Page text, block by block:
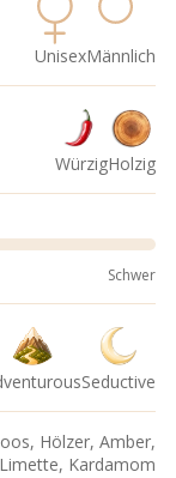
UnisexMännlich
WürzigHolzig
Schwer
Seductive
Hölzer, Amber,
Kardamom